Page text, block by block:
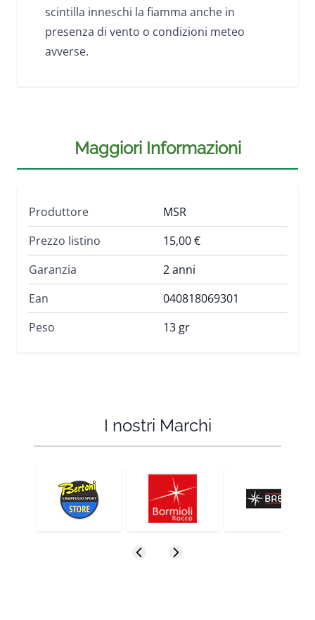
scintilla inneschi la fiamma anche in
presenza di vento o condizioni meteo
avverse.
Maggiori Informazioni
Produttore
MSR
Prezzo listino
15,00 €
Garanzia
2 anni
Ean
040818069301
Peso
13 gr
I nostri Marchi